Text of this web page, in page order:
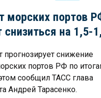
морских портов
на 1,5-
прогнозирует снижение
портов РФ по
сообщил ТАСС глава
Андрей Тарасенко.